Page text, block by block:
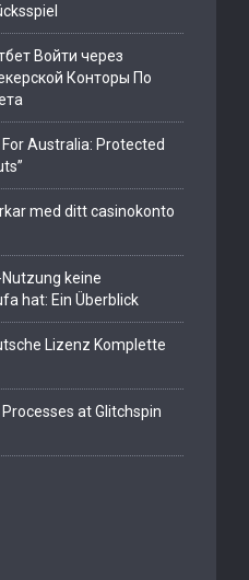
Войти через
Конторы По
For Australia: Protected
med ditt casinokonto
keine
hat: Ein Überblick
Lizenz Komplette
at Glitchspin